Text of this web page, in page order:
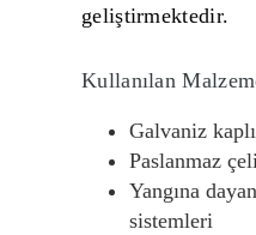
geliştirmektedir.
Kullanılan
Galvaniz
Paslanmaz
Yangına
sistemleri